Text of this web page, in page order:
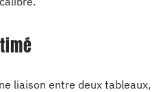
liaison entre deux tableaux,